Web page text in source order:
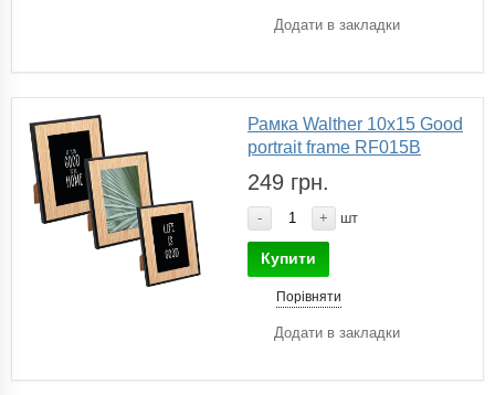
Додати в закладки
Рамка Walther 10х15 Good
portrait frame RF015B
249 грн.
- + шт
Купити
Порівняти
Додати в закладки